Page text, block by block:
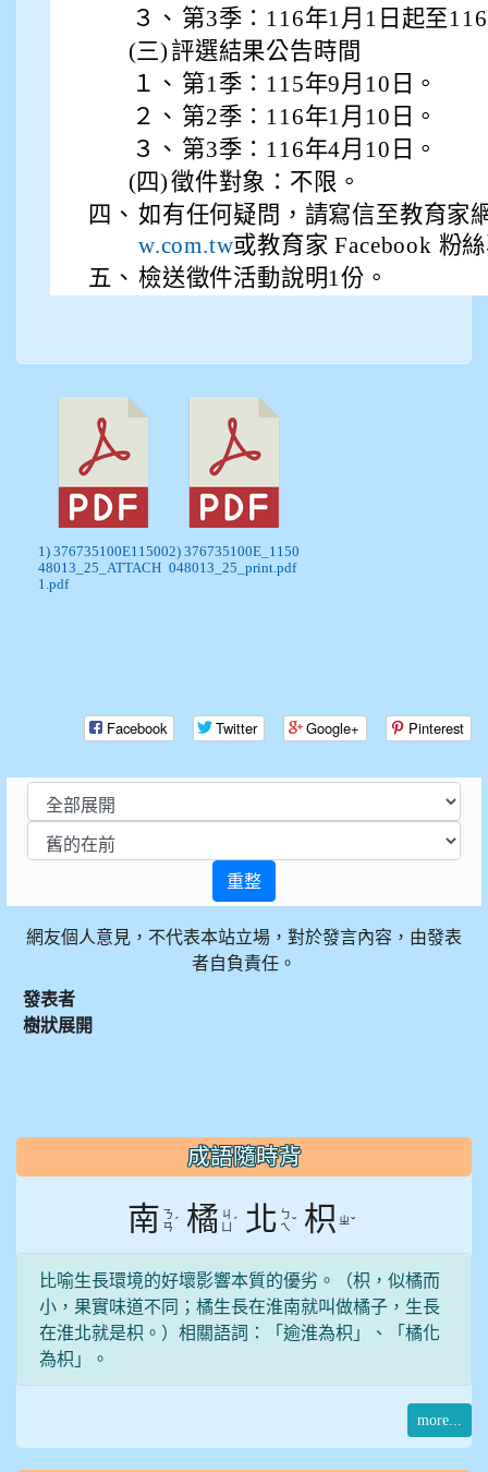
３、 第3季：116年1月1日起至
(三) 評選結果公告時間
１、 第1季：115年9月10日。
２、 第2季：116年1月10日。
３、 第3季：116年4月10日。
(四)徵件對象：不限。
四、 如有任何疑問，請寫信至教育家
w.com.tw或教育家 Facebook 粉
五、 檢送徵件活動說明1份。
1) 376735100E11500
48013_25_ATTACH
1.pdf
2) 376735100E_1150
048013_25_print.pdf
Facebook Twitter Google+ Pinterest
重整
網友個人意見，不代表本站立場，對於發言內容，由發表
者自負責任。
發表者
樹狀展開
::: 成語隨時背
南 ㄋ
ㄢ ˊ 橘 ㄐ
ˊ 北 ㄅ
ㄟˇ 枳 ㄓˇ
比喻生長環境的好壞影響本質的優劣。（枳，似橘而
小，果實味道不同；橘生長在淮南就叫做橘子，生長
在淮北就是枳。）相關語詞：「逾淮為枳」、「橘化
為枳」。
more...